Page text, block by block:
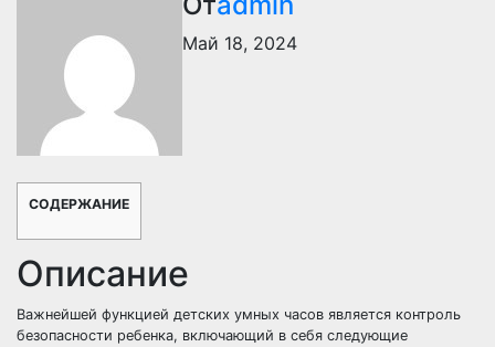
Май 18, 2024
СОДЕРЖАНИЕ
Описание
Важнейшей функцией детских умных часов является контроль
безопасности ребенка, включающий в себя следующие